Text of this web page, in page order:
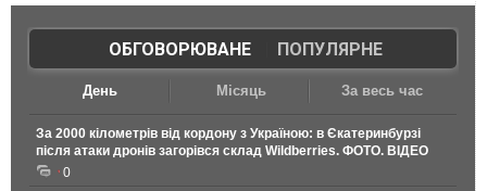
ОБГОВОРЮВАНЕ| ПОПУЛЯРНЕ
День Місяць За весь час
За 2000 кілометрів від кордону з Україною: в Єкатеринбурзі
після атаки дронів загорівся склад Wildberries. ФОТО. ВІДЕО
0